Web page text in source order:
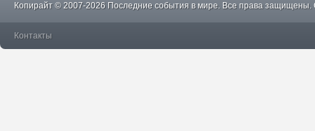
Копирайт © 2007-2026 Последние события в мире. Все права защищены.
Контакты